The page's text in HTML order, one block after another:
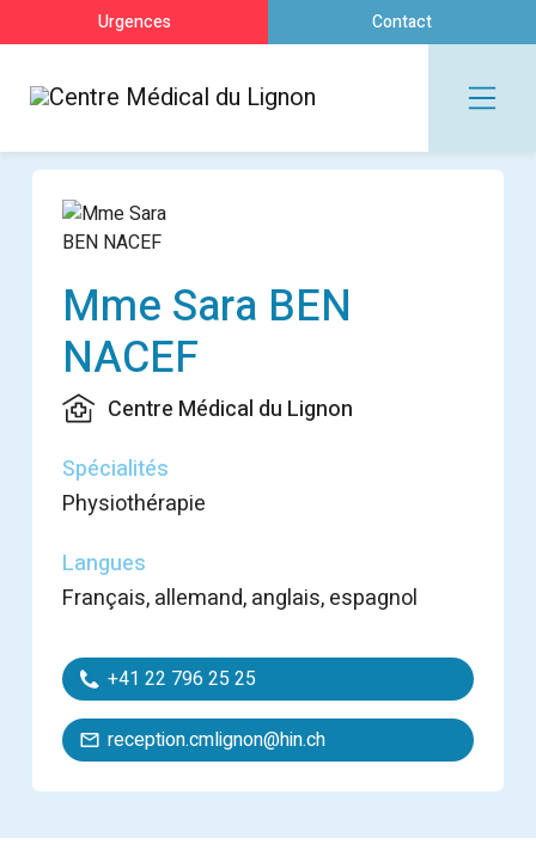
Urgences Contact
Mme Sara BEN
NACEF
Centre Médical du Lignon
Spécialités
Physiothérapie
Langues
français, allemand, anglais, espagnol
+41 22 796 25 25
reception.cmlignon@hin.ch